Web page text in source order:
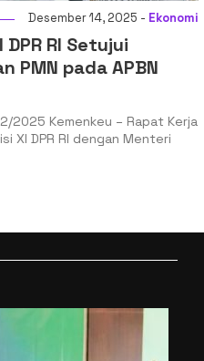
Desember 14, 2025 - Ekonomi
DPR RI Setujui
PMN pada APBN
2025 Kemenkeu – Rapat Kerja
XI DPR RI dengan Menteri